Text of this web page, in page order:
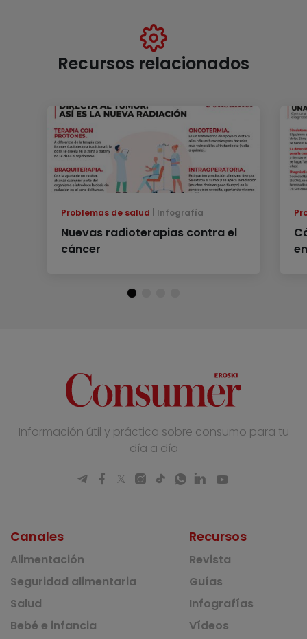
Recursos relacionados
Problemas de salud Infografía
Nuevas radioterapias contra el
cáncer
Información útil y práctica sobre consumo para tu
día a día
Canales
Alimentación
Seguridad alimentaria
Salud
Bebé e infancia
Recursos
Revista
Guías
Infografías
Vídeos